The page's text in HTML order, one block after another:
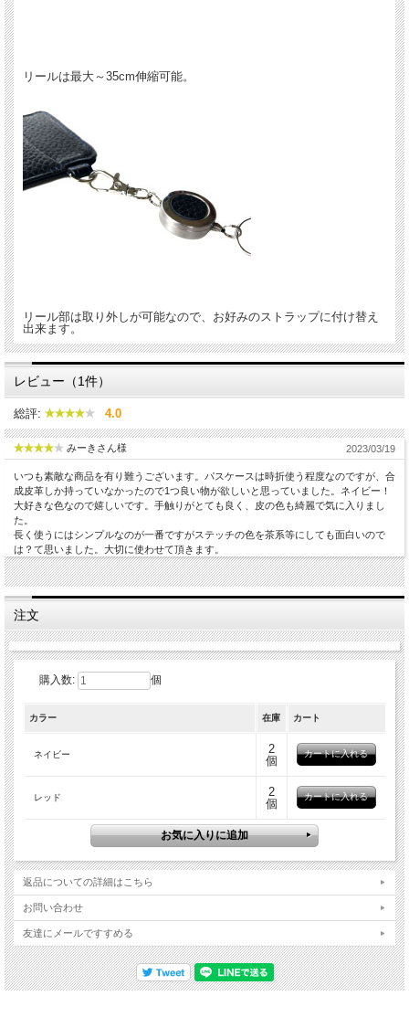
リールは最大～35cm伸縮可能。
リール部は取り外しが可能なので、お好みのストラップに付け替え
出来ます。
レビュー（1件）
総評: 4.0
みーきさん様 2023/03/19
いつも素敵な商品を有り難うございます。パスケースは時折使う程度なのですが、合
成皮革しか持っていなかったので1つ良い物が欲しいと思っていました。ネイビー！
大好きな色なので嬉しいです。手触りがとても良く、皮の色も綺麗で気に入りまし
た。
長く使うにはシンプルなのが一番ですがステッチの色を茶系等にしても面白いので
は？て思いました。大切に使わせて頂きます。
注文
購入数: 個
カラー 在庫 カート
ネイビー
2
個
レッド
2
個
返品についての詳細はこちら
お問い合わせ
友達にメールですすめる